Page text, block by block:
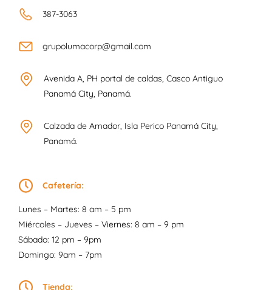
387-3063
grupolumacorp@gmail.com
Avenida A, PH portal de caldas, Casco Antiguo
Panamá City, Panamá.
Calzada de Amador, Isla Perico Panamá City,
Panamá.
Cafetería:
Lunes – Martes: 8 am – 5 pm
Miércoles – Jueves – Viernes: 8 am – 9 pm
Sábado: 12 pm – 9pm
Domingo: 9am – 7pm
Tienda: